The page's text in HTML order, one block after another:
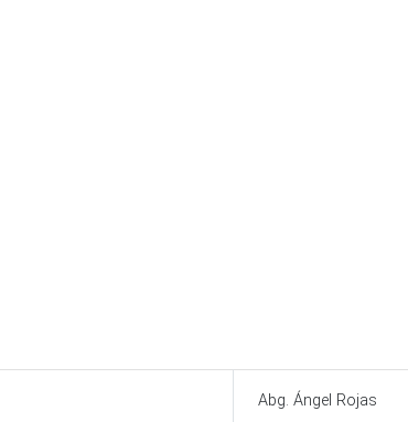
Abg. Ángel Rojas